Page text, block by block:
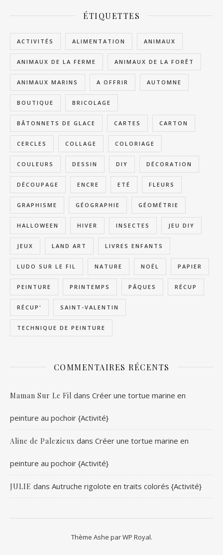
ÉTIQUETTES
ACTIVITÉS ALIMENTATION ANIMAUX
ANIMAUX DE LA FERME ANIMAUX DE LA FORÊT
ANIMAUX MARINS A OFFRIR AUTOMNE
BOUTIQUE BRICOLAGE
BÂTONNETS DE GLACE CARTES CARTON
CERCLES COLLAGE COLORIAGE
COULEURS DESSIN DIY DÉCORATION
DÉCOUPAGE ENCRE ETÉ FLEURS
GRAPHISME GÉOGRAPHIE GÉOMÉTRIE
HALLOWEEN HIVER INSECTES JEU DIY
JEUX LAND ART LIVRES ENFANTS
LUDO SUR LE FIL NATURE NOËL PAPIER
PEINTURE PRINTEMPS PÂQUES RÉCUP
RÉCUP' SAINT-VALENTIN
TECHNIQUE DE PEINTURE
COMMENTAIRES RÉCENTS
Maman Sur Le Fil dans Créer une tortue marine en
peinture au pochoir {Activité}
Aline de Palezieux dans Créer une tortue marine en
peinture au pochoir {Activité}
JULIE dans Autruche rigolote en traits colorés {Activité}
Thème Ashe parWP Royal.